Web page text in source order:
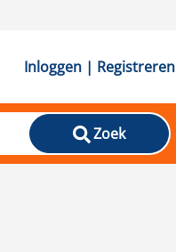
Inloggen | Registreren
Zoek